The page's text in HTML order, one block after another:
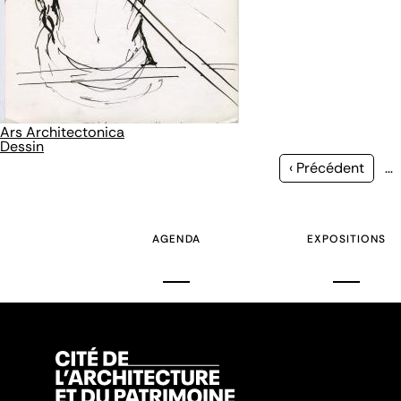
Ars Architectonica
Dessin
Page
‹ Précédent …
AGENDA EXPOSITIONS